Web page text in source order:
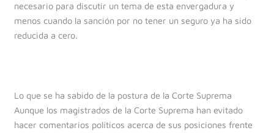
necesario para discutir un tema de esta envergadura y
menos cuando la sanción por no tener un seguro ya ha sido
reducida a cero.
Lo que se ha sabido de la postura de la Corte Suprema
Aunque los magistrados de la Corte Suprema han evitado
hacer comentarios políticos acerca de sus posiciones frente